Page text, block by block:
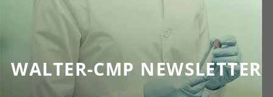
WALTER-CMP NEWSLETTER